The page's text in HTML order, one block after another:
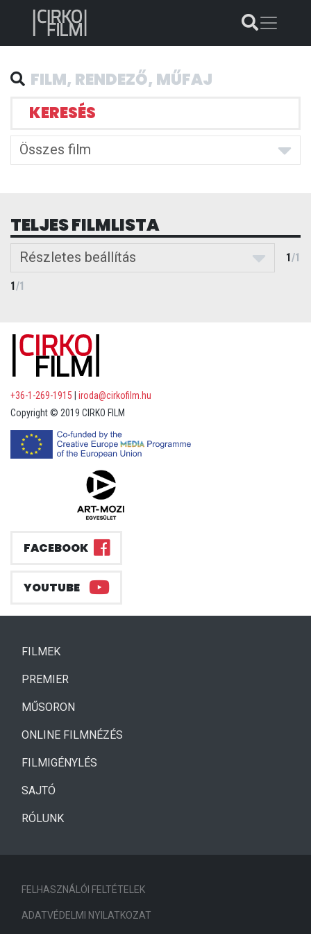
KERESÉS
Összes film
TELJES FILMLISTA
Részletes beállítás 1/1
1/1
+36-1-269-1915
iroda@cirkofilm.hu
Copyright © 2019 CIRKO FILM
FACEBOOK
YOUTUBE
FILMEK(CURRENT)
PREMIER
MŰSORON
ONLINE FILMNÉZÉS
FILMIGÉNYLÉS
SAJTÓ
RÓLUNK
FELHASZNÁLÓI FELTÉTELEK
ADATVÉDELMI NYILATKOZAT